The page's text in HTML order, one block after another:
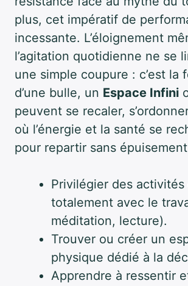
plus, cet impératif de
incessante. L’éloignement
l’agitation quotidienne ne se
une simple coupure : c’est la
d’une bulle, un Espace Infini
peuvent se recaler,
où l’énergie et la santé se
pour repartir sans
Privilégier des
totalement avec le
méditation, lecture).
Trouver ou créer un
physique dédié à la
Apprendre à ressentir